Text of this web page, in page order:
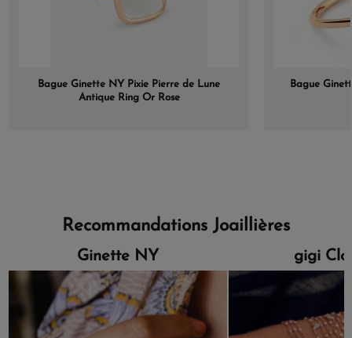
Bague Ginette NY Pixie Pierre de Lune
Antique Ring Or Rose
Bague
Recommandations Joaillières
Ginette NY gigi